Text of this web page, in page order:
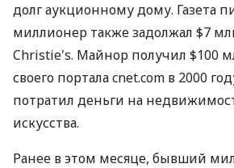
долг аукционному дому. Газета
миллионер также задолжал $7
Christie's. Майнор получил $100
своего портала cnet.com в 2000
потратил деньги на
искусства.
Ранее в этом месяце, бывший